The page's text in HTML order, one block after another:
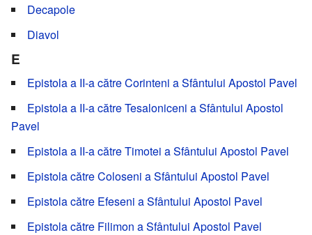
Decapole
Diavol
E
Epistola a II-a către Corinteni a Sfântului Apostol Pavel
Epistola a II-a către Tesaloniceni a Sfântului Apostol
Pavel
Epistola a II-a către Timotei a Sfântului Apostol Pavel
Epistola către Coloseni a Sfântului Apostol Pavel
Epistola către Efeseni a Sfântului Apostol Pavel
Epistola către Filimon a Sfântului Apostol Pavel